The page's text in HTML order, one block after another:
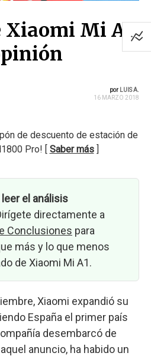
Xiaomi Mi A1
por LUIS A.
16 MARZO 2018
de descuento de estación de
Pro! [ Saber más]
el análisis
directamente a
Conclusiones para
más y lo que menos
de Xiaomi Mi A1.
Xiaomi expandió su
España el primer país
desembarcó de
anuncio, ha habido un